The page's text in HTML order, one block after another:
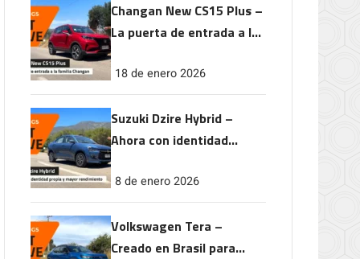
Changan New CS15 Plus –
La puerta de entrada a la
18 de enero 2026
Suzuki Dzire Hybrid –
Ahora con identidad
rendimiento
8 de enero 2026
Volkswagen Tera –
Creado en Brasil para